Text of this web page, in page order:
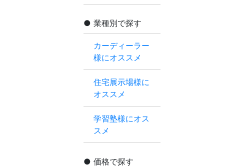
業種別で探す
カーディーラー
様にオススメ
住宅展示場様に
オススメ
学習塾様にオス
スメ
価格で探す